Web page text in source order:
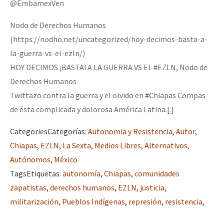
@EmbamexVen
Nodo de Derechos Humanos
(https://nodho.net/uncategorized/hoy-decimos-basta-a-
la-guerra-vs-el-ezln/)
HOY DECIMOS ¡BASTA! A LA GUERRA VS EL #EZLN, Nodo de
Derechos Humanos
Twittazo contra la guerra y el olvido en #Chiapas Compas
de ésta complicada y dolorosa América Latina.[:]
CategoriesCategorías: Autonomia y Resistencia, Autor,
Chiapas, EZLN, La Sexta, Medios Libres, Alternativos,
Autónomos, México
TagsEtiquetas: autonomía, Chiapas, comunidades
zapatistas, derechos humanos, EZLN, justicia,
militarización, Pueblos Indígenas, represión, resistencia,